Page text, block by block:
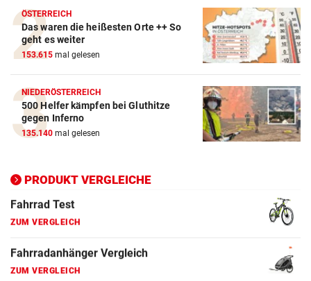
ÖSTERREICH
Das waren die heißesten Orte ++ So
geht es weiter
153.615 mal gelesen
NIEDERÖSTERREICH
500 Helfer kämpfen bei Gluthitze
gegen Inferno
135.140 mal gelesen
PRODUKT VERGLEICHE
Crosstrainer Vergleich
ZUM VERGLEICH
E-Bike Vergleich
ZUM VERGLEICH
Elektro-Scooter Vergleich
ZUM VERGLEICH
ZUM VERGLEICH
Fahrrad Test
ZUM VERGLEICH
Fahrradanhänger Vergleich
ZUM VERGLEICH